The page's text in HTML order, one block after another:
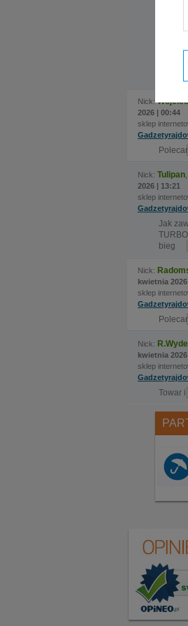
czym
Nick:
2026 | 00:44
sklep
Nick: Tulipan
2026 | 13:21
sklep
Jak
bieg
Nick:
kwietnia
sklep
Nick:
kwietnia
sklep
Towar